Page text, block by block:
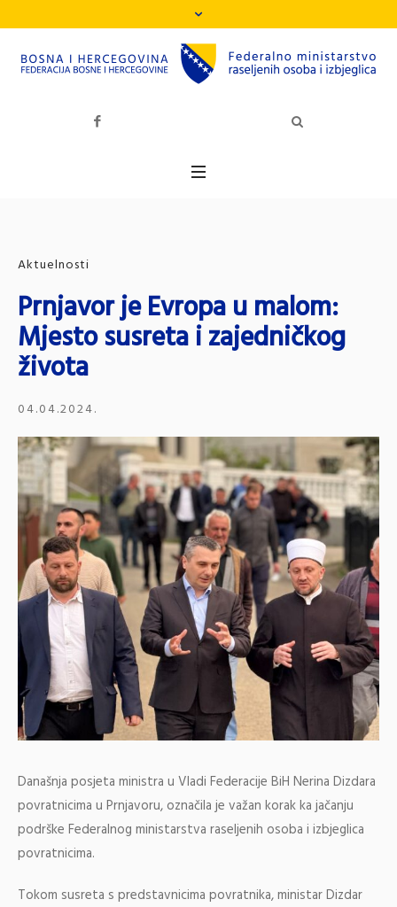
Aktuelnosti
Prnjavor je Evropa u malom:
Mjesto susreta i zajedničkog
života
04.04.2024.
Današnja posjeta ministra u Vladi Federacije BiH Nerina Dizdara
povratnicima u Prnjavoru, označila je važan korak ka jačanju
podrške Federalnog ministarstva raseljenih osoba i izbjeglica
povratnicima.
Tokom susreta s predstavnicima povratnika, ministar Dizdar